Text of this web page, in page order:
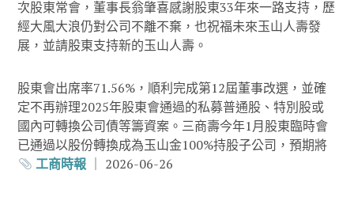
次股東常會，董事長翁肇喜感謝股東33年來一路支持，歷
經大風大浪仍對公司不離不棄，也祝福未來玉山人壽發
展，並請股東支持新的玉山人壽。
股東會出席率71.56%，順利完成第12屆董事改選，並確
定不再辦理2025年股東會通過的私募普通股、特別股或
國內可轉換公司債等籌資案。三商壽今年1月股東臨時會
已通過以股份轉換成為玉山金100%持股子公司，預期將
工商時報｜ 2026-06-26